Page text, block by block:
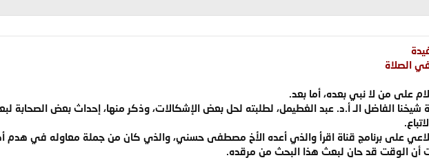
الصلاة
على من لا نبي بعده، أما بعد.
الفاضل الـ أ.د. عبد الغطيمل، لطلبته لحل بعض الإشكالات، وذكر منها، إحداث بعض الصحابة
على برنامج قناة اقرأ والذي أعده الأخ مصطفى حسني، والذي كان من جملة معاوله في هدم
أن الوقت قد حان لبعث هذا البحث من مرقده.